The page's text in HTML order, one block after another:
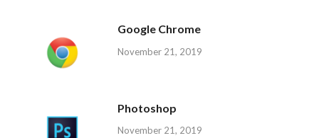
Google Chrome
November 21, 2019
Photoshop
November 21, 2019